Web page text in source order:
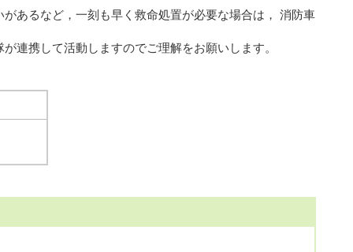
あるなど，一刻も早く救命処置が必要な場合は， 消防車
連携して活動しますのでご理解をお願いします。